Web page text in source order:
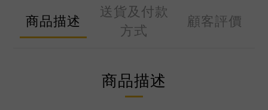
商品描述
送貨及付款
方式
顧客評價
商品描述